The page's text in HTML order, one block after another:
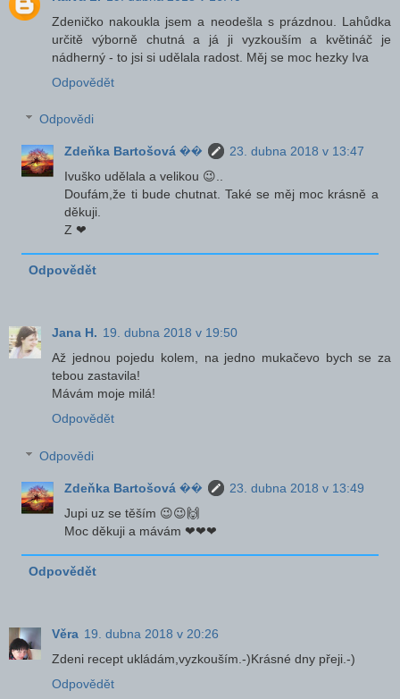
Zdeničko nakoukla jsem a neodešla s prázdnou. Lahůdka
určitě výborně chutná a já ji vyzkouším a květináč je
nádherný - to jsi si udělala radost. Měj se moc hezky Iva
Odpovědět
Odpovědi
Zdeňka Bartošová ��
23. dubna 2018 v 13:47
Ivuško udělala a velikou 😉..
Doufám,že ti bude chutnat. Také se měj moc krásně a
děkuji.
Z ❤
Odpovědět
Jana H. 19. dubna 2018 v 19:50
Až jednou pojedu kolem, na jedno mukačevo bych se za
tebou zastavila!
Mávám moje milá!
Odpovědět
Odpovědi
Zdeňka Bartošová ��
23. dubna 2018 v 13:49
Jupi uz se těším 😉😉🙌
Moc děkuji a mávám ❤❤❤
Odpovědět
Věra 19. dubna 2018 v 20:26
Zdeni recept ukládám,vyzkouším.-)Krásné dny přeji.-)
Odpovědět